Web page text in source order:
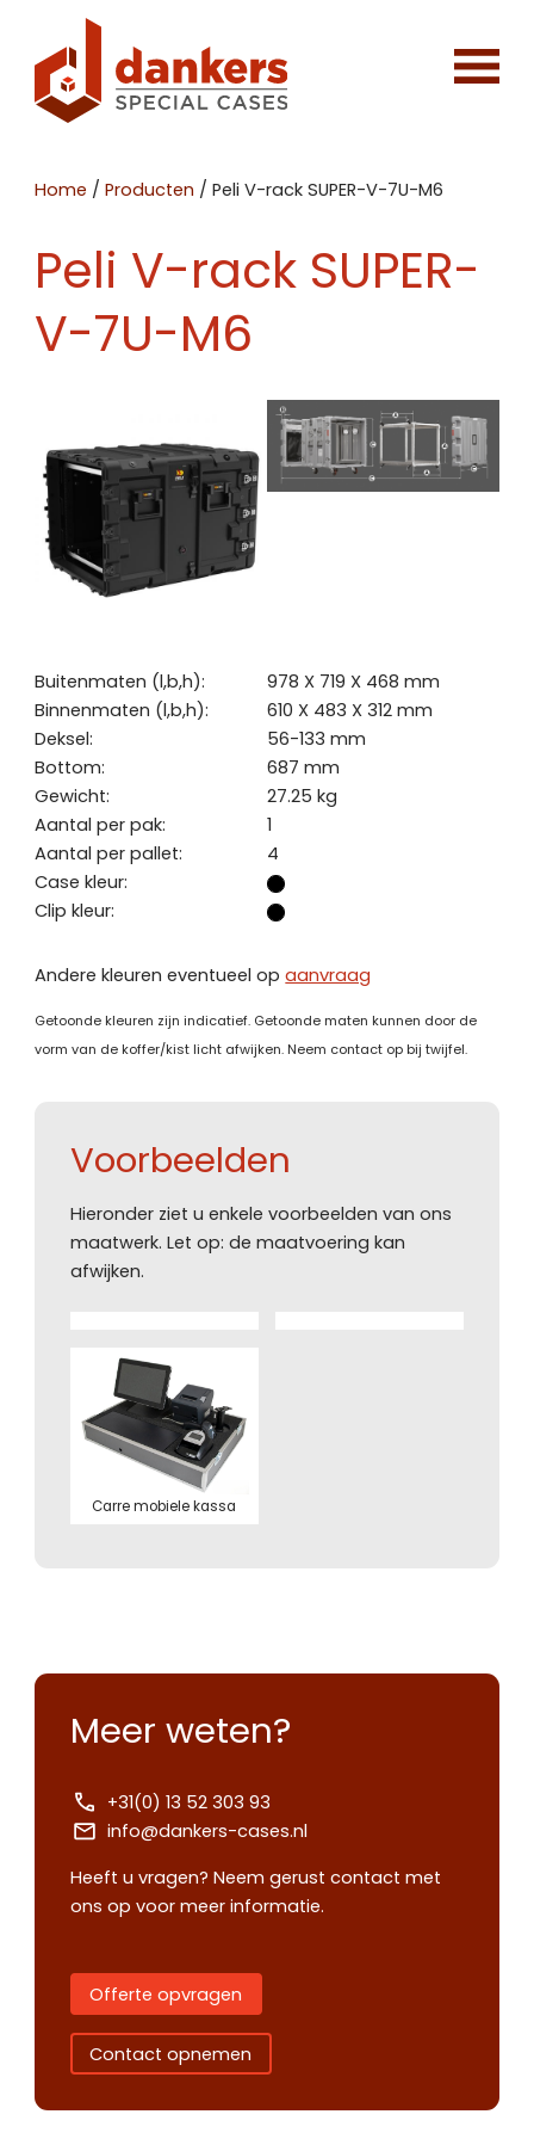
Home /Producten /Peli V-rack SUPER-V-7U-M6
Peli V-rack SUPER-
V-7U-M6
Buitenmaten (l,b,h):
978 X 719 X 468 mm
Binnenmaten (l,b,h):
610 X 483 X 312 mm
Deksel:
56-133 mm
Bottom:
687 mm
Gewicht:
27.25 kg
Aantal per pak:
1
Aantal per pallet:
4
Case kleur:
Clip kleur:
Andere kleuren eventueel opaanvraag
Getoonde kleuren zijn indicatief. Getoonde maten kunnen door de
vorm van de koffer/kist licht afwijken. Neem contact op bij twijfel.
Voorbeelden
Hieronder ziet u enkele voorbeelden van ons
maatwerk. Let op: de maatvoering kan
afwijken.
Carre mobiele kassa
Meer weten?
+31(0) 13 52 303 93
info@dankers-cases.nl
Heeft u vragen? Neem gerust contact met
ons op voor meer informatie.
Offerte opvragen
Contact opnemen